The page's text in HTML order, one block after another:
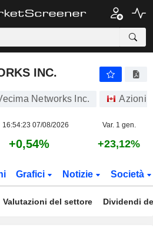
INC.
Networks Inc. Azioni
16:54:23 07/08/2026 Var. 1 gen.
+0,54% +23,12%
Grafici Notizie Società
Valutazioni del settore Dividendi